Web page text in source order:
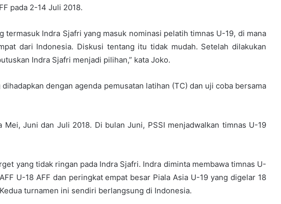
pada 2-14 Juli 2018.
termasuk Indra Sjafri yang masuk nominasi pelatih timnas U-19, di mana
dari Indonesia. Diskusi tentang itu tidak mudah. Setelah dilakukan
Indra Sjafri menjadi pilihan,” kata Joko.
dengan agenda pemusatan latihan (TC) dan uji coba bersama
Mei, Juni dan Juli 2018. Di bulan Juni, PSSI menjadwalkan timnas U-19
yang tidak ringan pada Indra Sjafri. Indra diminta membawa timnas U-
U-18 AFF dan peringkat empat besar Piala Asia U-19 yang digelar 18
turnamen ini sendiri berlangsung di Indonesia.